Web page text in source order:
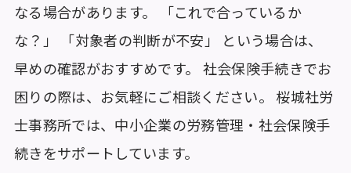
なる場合があります。 「これで合っているか
な？」 「対象者の判断が不安」 という場合は、
早めの確認がおすすめです。 社会保険手続きでお
困りの際は、お気軽にご相談ください。 桜城社労
士事務所では、中小企業の労務管理・社会保険手
続きをサポートしています。